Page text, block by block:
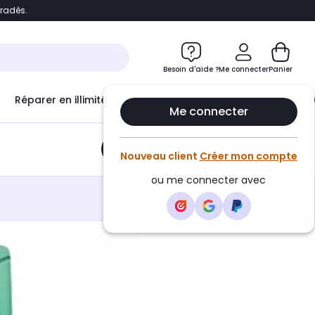
Accéder directement au chatbot
Besoin d'aide ?Me connecter
Me connecter
Nouveau client Créer mon compte
ou me connecter avec
Panier
Réparer en illimité avec Le Club Infinity
Ajouter au panier